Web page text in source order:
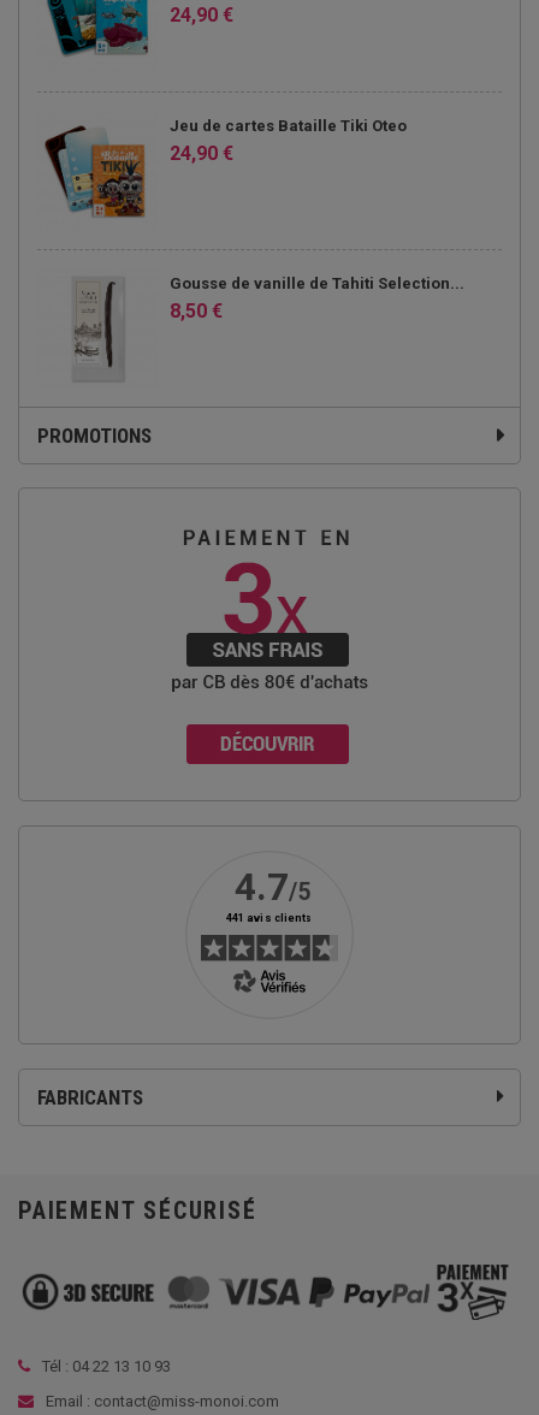
24,90 €
Jeu de cartes Bataille Tiki Oteo
24,90 €
Gousse de vanille de Tahiti Selection...
8,50 €
PROMOTIONS
FABRICANTS
PAIEMENT SÉCURISÉ
Tél : 04 22 13 10 93
Email : contact@miss-monoi.com